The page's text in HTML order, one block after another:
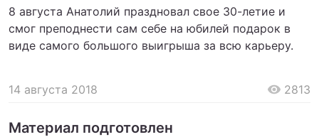
8 августа Анатолий праздновал свое 30-летие и
смог преподнести сам себе на юбилей подарок в
виде самого большого выигрыша за всю карьеру.
14 августа 2018 2813
Материал подготовлен